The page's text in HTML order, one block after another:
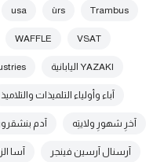
Trambus
ùrs
usa
VSAT
WAFFLE
YAZAKI اليابانية
آباء وأولياء التلميذات والتلاميذ
آخرِ شهورِ ولايتِه آدم
آرسنال آرسين فينجر آسا